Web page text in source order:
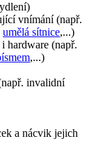
vnímání (např.
umělá sítnice,...)
hardware (např.
,...)
invalidní
a nácvik jejich